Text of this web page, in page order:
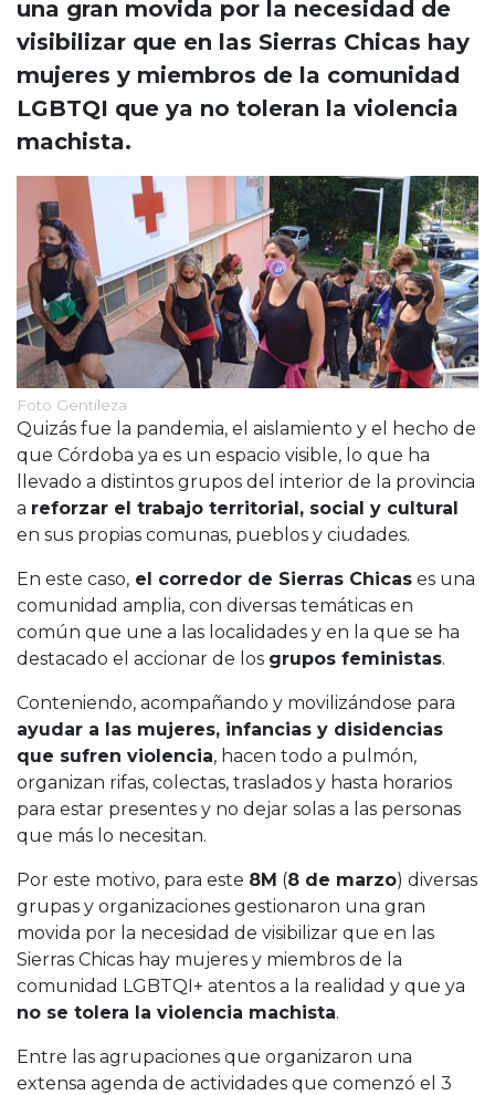
Cruz del Eje
Corredor de Ansenuza
La Carlota y zona
Laboulaye y sur
Despeñaderos
una gran movida por la necesidad de
visibilizar que en las Sierras Chicas hay
mujeres y miembros de la comunidad
LGBTQI que ya no toleran la violencia
machista.
Foto Gentileza
Quizás fue la pandemia, el aislamiento y el hecho de
que Córdoba ya es un espacio visible, lo que ha
llevado a distintos grupos del interior de la provincia
a reforzar el trabajo territorial, social y cultural
en sus propias comunas, pueblos y ciudades.
En este caso, el corredor de Sierras Chicas es una
comunidad amplia, con diversas temáticas en
común que une a las localidades y en la que se ha
destacado el accionar de los grupos feministas.
Conteniendo, acompañando y movilizándose para
ayudar a las mujeres, infancias y disidencias
que sufren violencia, hacen todo a pulmón,
organizan rifas, colectas, traslados y hasta horarios
para estar presentes y no dejar solas a las personas
que más lo necesitan.
Por este motivo, para este 8M (8 de marzo) diversas
grupas y organizaciones gestionaron una gran
movida por la necesidad de visibilizar que en las
Sierras Chicas hay mujeres y miembros de la
comunidad LGBTQI+ atentos a la realidad y que ya
no se tolera la violencia machista.
Entre las agrupaciones que organizaron una
extensa agenda de actividades que comenzó el 3